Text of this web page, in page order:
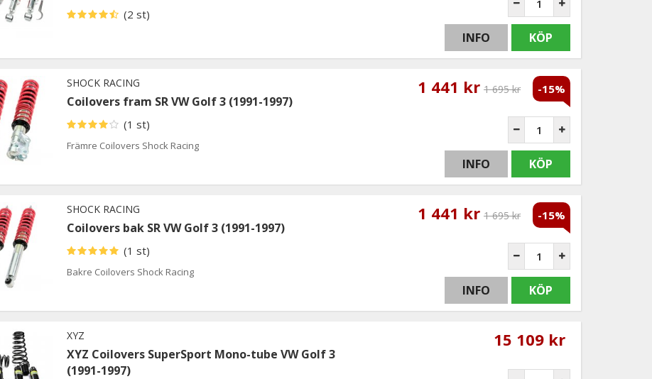
(2 st)
INFO KÖP
SHOCK RACING
Coilovers fram SR VW Golf 3 (1991-1997)
(1 st)
Främre Coilovers Shock Racing
1 441 kr 1 695 kr -15%
INFO KÖP
SHOCK RACING
Coilovers bak SR VW Golf 3 (1991-1997)
(1 st)
Bakre Coilovers Shock Racing
1 441 kr 1 695 kr -15%
INFO KÖP
XYZ
XYZ Coilovers SuperSport Mono-tube VW Golf 3
(1991-1997)
15 109 kr